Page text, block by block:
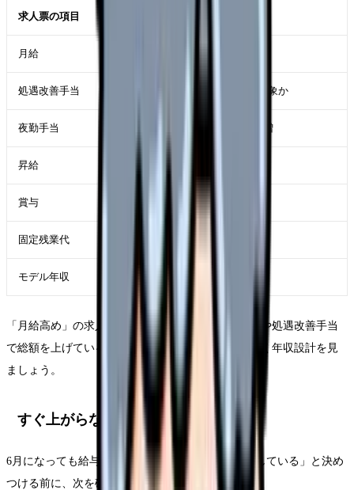
求人票の項目
月給
処遇改善手当 支給額、支給条件、賞与算定対象か
夜勤手当 1回単価、月標準回数、深夜割増
昇給
賞与 基本給ベースか、手当込みか
固定残業代
モデル年収
「月給高め」の求人でも、基本給が低く、夜勤手当や処遇改善手当
で総額を上げている場合があります。月給だけでなく年収設計を見
ましょう。
すぐ上がらない職場で考えること
6月になっても給与が変わらない場合、すぐに「損している」と決め
つける前に、次を確認します。